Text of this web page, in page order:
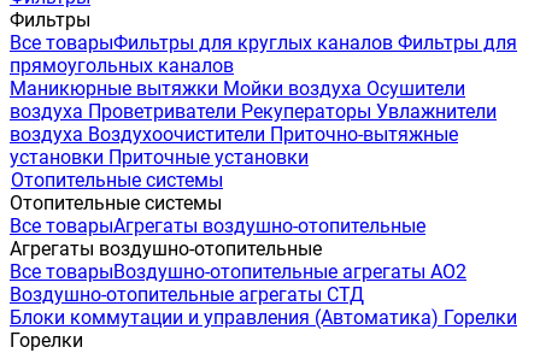
Фильтры
Все товарыФильтры для круглых каналов Фильтры для
прямоугольных каналов
Маникюрные вытяжки Мойки воздуха Осушители
воздуха Проветриватели Рекуператоры Увлажнители
воздуха Воздухоочистители Приточно-вытяжные
установки Приточные установки
Отопительные системы
Отопительные системы
Все товарыАгрегаты воздушно-отопительные
Агрегаты воздушно-отопительные
Все товарыВоздушно-отопительные агрегаты АО2
Воздушно-отопительные агрегаты СТД
Блоки коммутации и управления (Автоматика) Горелки
Горелки